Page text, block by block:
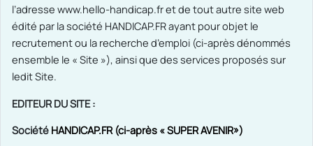
l’adresse www.hello-handicap.fr et de tout autre site web
édité par la société HANDICAP.FR ayant pour objet le
recrutement ou la recherche d’emploi (ci-après dénommés
ensemble le « Site »), ainsi que des services proposés sur
ledit Site.
EDITEUR DU SITE :
Société HANDICAP.FR (ci-après « SUPER AVENIR»)